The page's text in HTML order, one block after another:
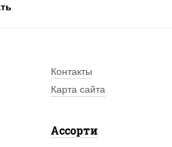
Контакты
Карта сайта
Ассорти